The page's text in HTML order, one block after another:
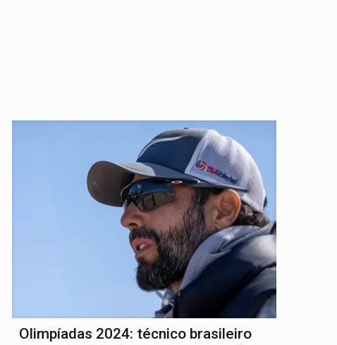
Olimpíadas 2024: técnico brasileiro